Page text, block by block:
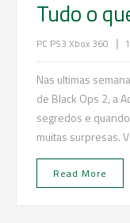
Tudo o
PC PS3 Xbox 360 |
Nas ultimas
de Black Ops 2, a
segredos e
muitas surpresas.
Read More